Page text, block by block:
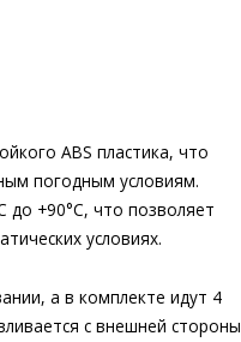
ABS пластика, что
погодным условиям.
до +90°C, что позволяет
условиях.
а в комплекте идут 4
с внешней стороны